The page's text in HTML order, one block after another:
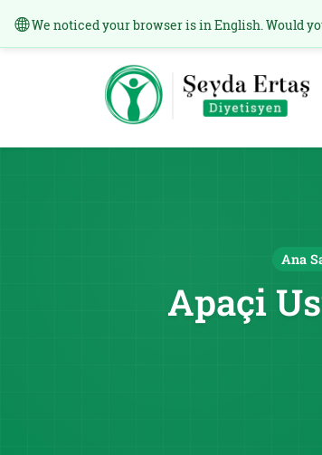
We noticed your browser is in English. Would
Ana
Apaçi